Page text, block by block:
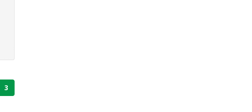
current
page
3